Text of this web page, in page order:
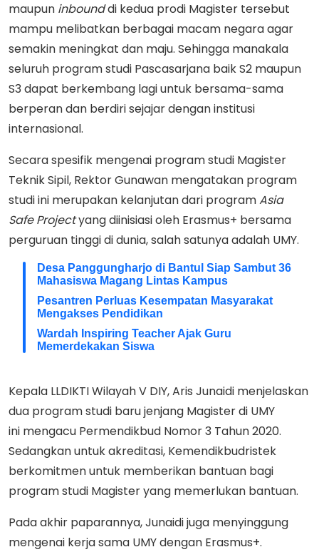
maupun inbounddi kedua prodi Magister tersebut
mampu melibatkan berbagai macam negara agar
semakin meningkat dan maju. Sehingga manakala
seluruh program studi Pascasarjana baik S2 maupun
S3 dapat berkembang lagi untuk bersama-sama
berperan dan berdiri sejajar dengan institusi
internasional.
Secara spesifik mengenai program studi Magister
Teknik Sipil, Rektor Gunawan mengatakan program
studi ini merupakan kelanjutan dari programAsia
Safe Projectyang diinisiasi oleh Erasmus+ bersama
perguruan tinggi di dunia, salah satunya adalah UMY.
Desa Panggungharjo di Bantul Siap Sambut 36
Mahasiswa Magang Lintas Kampus
Pesantren Perluas Kesempatan Masyarakat
Mengakses Pendidikan
Wardah Inspiring Teacher Ajak Guru
Memerdekakan Siswa
Kepala LLDIKTI Wilayah V DIY, Aris Junaidi menjelaskan
dua program studi baru jenjang Magister di UMY
ini mengacu Permendikbud Nomor 3 Tahun 2020.
Sedangkan untuk akreditasi, Kemendikbudristek
berkomitmen untuk memberikan bantuan bagi
program studi Magister yang memerlukan bantuan.
Pada akhir paparannya, Junaidi juga menyinggung
mengenai kerja sama UMY dengan Erasmus+.